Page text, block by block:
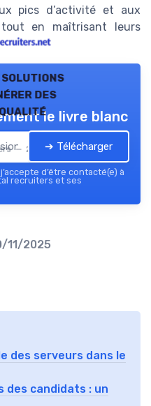
pics d’activité et aux
tout en maîtrisant leurs
solutions
des
— 2026
le livre blanc
➔ Télécharger
d’être contacté(e) à
recruiters et ses
11/2025
des serveurs dans le
des candidats : un